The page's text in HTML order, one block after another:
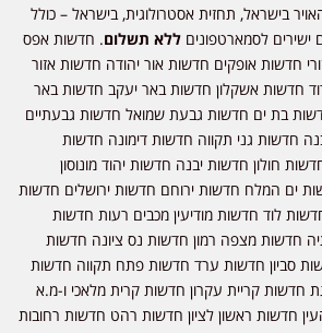
בישראל, תחזית אסטרולוגית, בישראל – כולל
ישירים לסמארטפונים ללא תשלום. חדשות אפס
חדשות אופקים חדשות אור יהודה חדשות אזור
חדשות אשקלון חדשות באר יעקב חדשות באר
בת ים חדשות גבעת שמואל חדשות גבעתיים
חדשות גני תקווה חדשות דימונה חדשות
חולון חדשות יבנה חדשות יהוד מונוסון
ים המלח חדשות ירוחם חדשות ירושלים חדשות
לוד חדשות מודיעין מכבים רעות חדשות
חדשות מצפה רמון חדשות נס ציונה חדשות
סביון חדשות ערד חדשות פתח תקווה חדשות
חדשות קריית עקרון חדשות קרית מלאכי ו-מ.א
חדשות ראשון לציון חדשות רהט חדשות רחובות